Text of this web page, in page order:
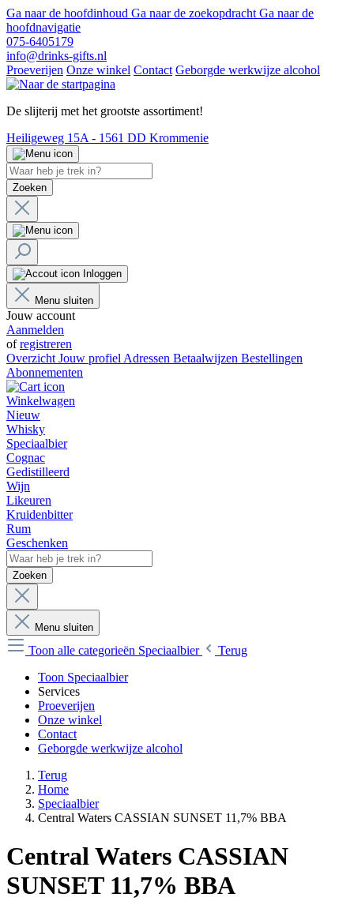
Ga naar de hoofdinhoud Ga naar de zoekopdracht Ga naar de
hoofdnavigatie
075-6405179
info@drinks-gifts.nl
Proeverijen Onze winkel Contact Geborgde werkwijze alcohol
De slijterij met het grootste assortiment!
Heiligeweg 15A - 1561 DD Krommenie
Zoeken
Inloggen
Menu sluiten
Jouw account
Aanmelden
ofregistreren
Overzicht Jouw profiel Adressen Betaalwijzen Bestellingen
Abonnementen
Winkelwagen
Nieuw
Whisky
Speciaalbier
Cognac
Gedistilleerd
Wijn
Likeuren
Kruidenbitter
Rum
Geschenken
Zoeken
Menu sluiten
Toon alle categorieën Speciaalbier
Terug
Toon Speciaalbier
Services
Proeverijen
Onze winkel
Contact
Geborgde werkwijze alcohol
Terug
Home
Speciaalbier
Central Waters CASSIAN SUNSET 11,7% BBA
Central Waters CASSIAN
SUNSET 11,7% BBA